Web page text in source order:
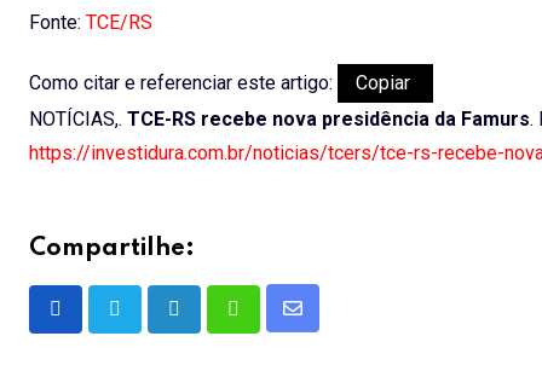
Fonte: TCE/RS
Como citar e referenciar este artigo:
Copiar
NOTÍCIAS,. TCE-RS recebe nova presidência da Famurs.
https://investidura.com.br/noticias/tcers/tce-rs-recebe-
Compartilhe:
LinkedInWhatsappShare